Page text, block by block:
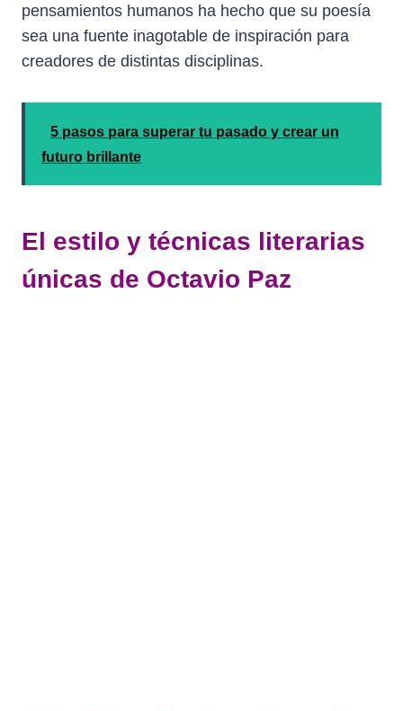
pensamientos humanos ha hecho que su poesía
sea una fuente inagotable de inspiración para
creadores de distintas disciplinas.
5 pasos para superar tu pasado y crear un
futuro brillante
El estilo y técnicas literarias
únicas de Octavio Paz